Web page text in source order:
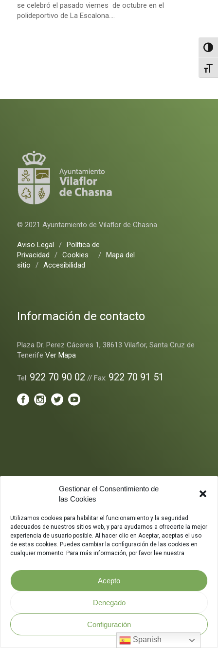
Gestionar el Consentimiento de
las Cookies
Utilizamos cookies para habilitar el funcionamiento y la seguridad
adecuados de nuestros sitios web, y para ayudarnos a ofrecerte la mejor
experiencia de usuario posible. Al hacer clic en Aceptar, aceptas el uso
de estas cookies. Puedes cambiar la configuración de las cookies en
cualquier momento. Para más información, por favor lee nuestra
Acepto
Denegado
Configuración
se celebró el pasado viernes de octubre en el
polideportivo de La Escalona....
© 2021 Ayuntamiento de Vilaflor de Chasna
Aviso Legal / Política de
Privacidad
/ Cookies / Mapa del
sitio
/ Accesibilidad
Información de contacto
Plaza Dr. Perez Cáceres 1, 38613 Vilaflor, Santa Cruz de
Tenerife Ver Mapa
Tel: 922 70 90 02 // Fax: 922 70 91 51
Política de Seguridad
Spanish